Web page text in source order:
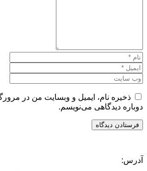
ذخیره نام، ایمیل و وبسایت من در
دوباره دیدگاهی می‌نویسم.
آدرس: